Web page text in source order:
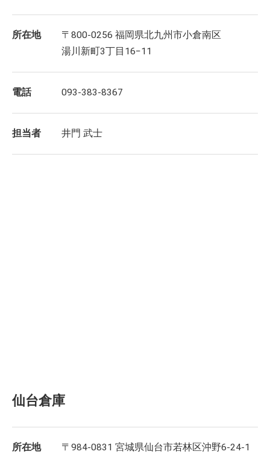
所在地
〒800-0256 福岡県北九州市小倉南区
湯川新町3丁目16−11
電話 093-383-8367
担当者 井門 武士
仙台倉庫
所在地 〒984-0831 宮城県仙台市若林区沖野6-24-1